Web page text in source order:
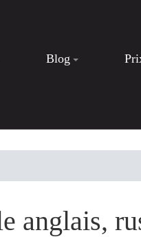
Blog
anglais,